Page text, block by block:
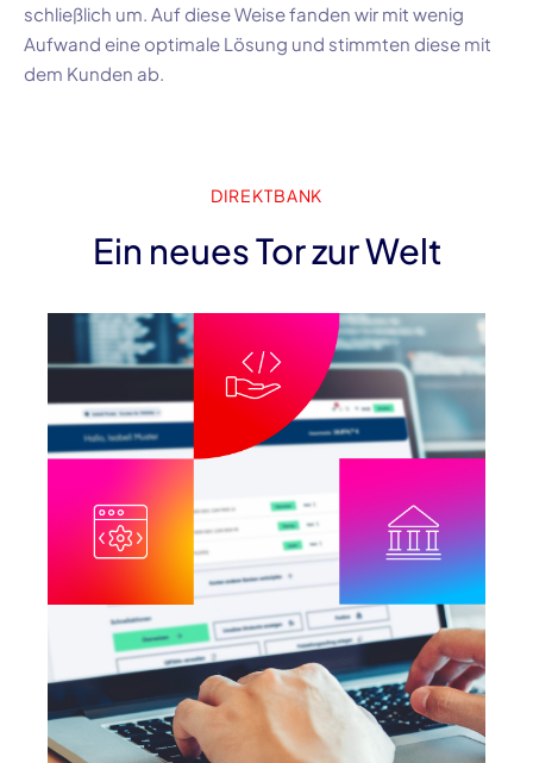
schließlich um. Auf diese Weise fanden wir mit wenig
Aufwand eine optimale Lösung und stimmten diese mit
dem Kunden ab.
DIREKTBANK
Ein neues Tor zur Welt